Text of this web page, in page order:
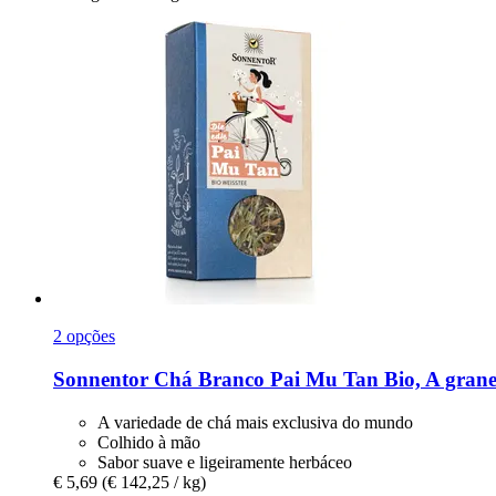
2 opções
Sonnentor Chá Branco Pai Mu Tan Bio, A
A variedade de chá mais exclusiva do mundo
Colhido à mão
Sabor suave e ligeiramente herbáceo
€ 5,69 (€ 142,25 / kg)